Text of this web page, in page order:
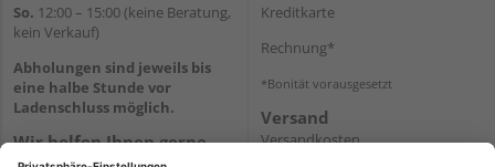
So. 12:00 – 15:00 (keine Beratung,
kein Verkauf)
Abholungen sind jeweils bis
eine halbe Stunde vor
Ladenschluss möglich.
Wir helfen Ihnen gerne
Kreditkarte
Rechnung*
*Bonität vorausgesetzt
Versand
Versandkosten